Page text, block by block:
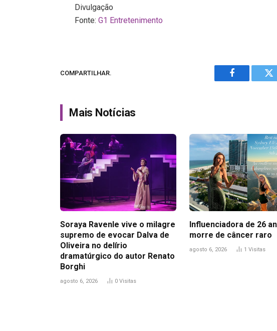
Divulgação
Fonte:G1 Entretenimento
COMPARTILHAR.
Facebook
Mais Notícias
Soraya Ravenle vive o milagre
supremo de evocar Dalva de
Oliveira no delírio
dramatúrgico do autor Renato
Borghi
agosto 6, 2026 0 Visitas
Influenciadora de 26
morre de câncer raro
agosto 6, 2026 1 Visitas